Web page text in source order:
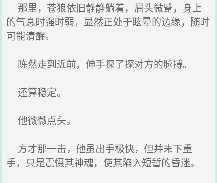
那里，苍狼依旧静静躺着，眉头微蹙，身上
的气息时强时弱，显然正处于眩晕的边缘，随时
可能清醒。
陈然走到近前，伸手探了探对方的脉搏。
还算稳定。
他微微点头。
方才那一击，他虽出手极快，但并未下重
手，只是震慑其神魂，使其陷入短暂的昏迷。